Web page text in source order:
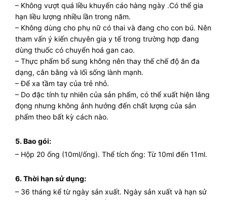
– Không vượt quá liều khuyến cáo hàng ngày .Có thể gia
hạn liều lượng nhiều lần trong năm.
– Không dùng cho phụ nữ có thai và đang cho con bú. Nên
tham vấn ý kiến chuyên gia y tế trong trường hợp đang
dùng thuốc có chuyển hoá gan cao.
– Thực phẩm bổ sung không nên thay thế chế độ ăn đa
dạng, cân bằng và lối sống lành mạnh.
– Để xa tầm tay của trẻ nhỏ.
– Do đặc tính tự nhiên của sản phẩm, có thể xuất hiện lắng
đọng nhưng không ảnh hưởng đến chất lượng của sản
phẩm theo bất kỳ cách nào.
5. Bao gói:
– Hộp 20 ống (10ml/ống). Thể tích ống: Từ 10ml đến 11ml.
6. Thời hạn sử dụng:
– 36 tháng kể từ ngày sản xuất. Ngày sản xuất và hạn sử